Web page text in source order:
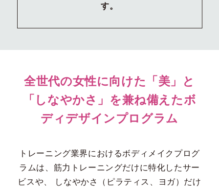
す。
全世代の女性に向けた「美」と
「しなやかさ」を兼ね備えたボ
ディデザインプログラム
トレーニング業界におけるボディメイクプログ
ラムは、筋力トレーニングだけに特化したサー
ビスや、
しなやかさ（ピラティス、ヨガ）だけ